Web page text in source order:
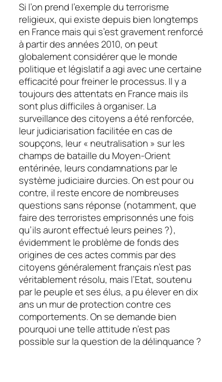
Si l’on prend l’exemple du terrorisme
religieux, qui existe depuis bien longtemps
en France mais qui s’est gravement renforcé
à partir des années 2010, on peut
globalement considérer que le monde
politique et législatif a agi avec une certaine
efficacité pour freiner le processus. Il y a
toujours des attentats en France mais ils
sont plus difficiles à organiser. La
surveillance des citoyens a été renforcée,
leur judiciarisation facilitée en cas de
soupçons, leur « neutralisation » sur les
champs de bataille du Moyen-Orient
entérinée, leurs condamnations par le
système judiciaire durcies. On est pour ou
contre, il reste encore de nombreuses
questions sans réponse (notamment, que
faire des terroristes emprisonnés une fois
qu’ils auront effectué leurs peines ?),
évidemment le problème de fonds des
origines de ces actes commis par des
citoyens généralement français n’est pas
véritablement résolu, mais l’Etat, soutenu
par le peuple et ses élus, a pu élever en dix
ans un mur de protection contre ces
comportements. On se demande bien
pourquoi une telle attitude n’est pas
possible sur la question de la délinquance ?